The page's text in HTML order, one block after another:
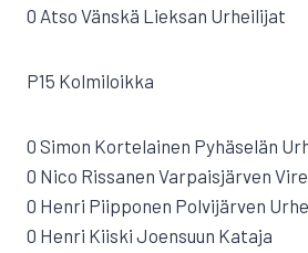
0 Atso Vänskä Lieksan Urheilijat
P15 Kolmiloikka
0 Simon Kortelainen Pyhäselän
0 Nico Rissanen Varpaisjärven Vire
0 Henri Piipponen Polvijärven
0 Henri Kiiski Joensuun Kataja